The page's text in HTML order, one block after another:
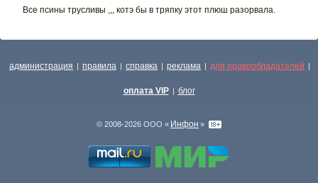
Все псины трусливы ,,, котэ бы в тряпку этот плюш разорвала.
администрация | правила | справка | реклама | для правообладателей |
оплата VIP | блог
© 2008-2026 ООО « Инфон »